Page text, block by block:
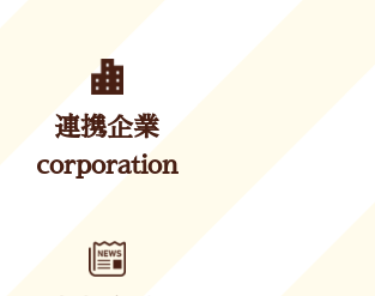
連携企業
corporation